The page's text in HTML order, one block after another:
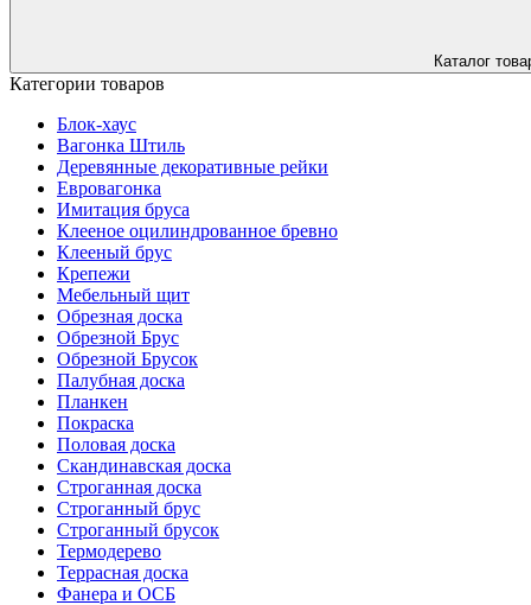
Каталог
Категории товаров
Блок-хаус
Вагонка Штиль
Деревянные декоративные рейки
Евровагонка
Имитация бруса
Клееное оцилиндрованное бревно
Клееный брус
Крепежи
Мебельный щит
Обрезная доска
Обрезной Брус
Обрезной Брусок
Палубная доска
Планкен
Покраска
Половая доска
Скандинавская доска
Строганная доска
Строганный брус
Строганный брусок
Термодерево
Террасная доска
Фанера и ОСБ